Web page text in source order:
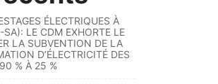
ÉLECTRIQUES À
LE CDM EXHORTE LE
LA SUBVENTION DE LA
D’ÉLECTRICITÉ DES
% À 25 %